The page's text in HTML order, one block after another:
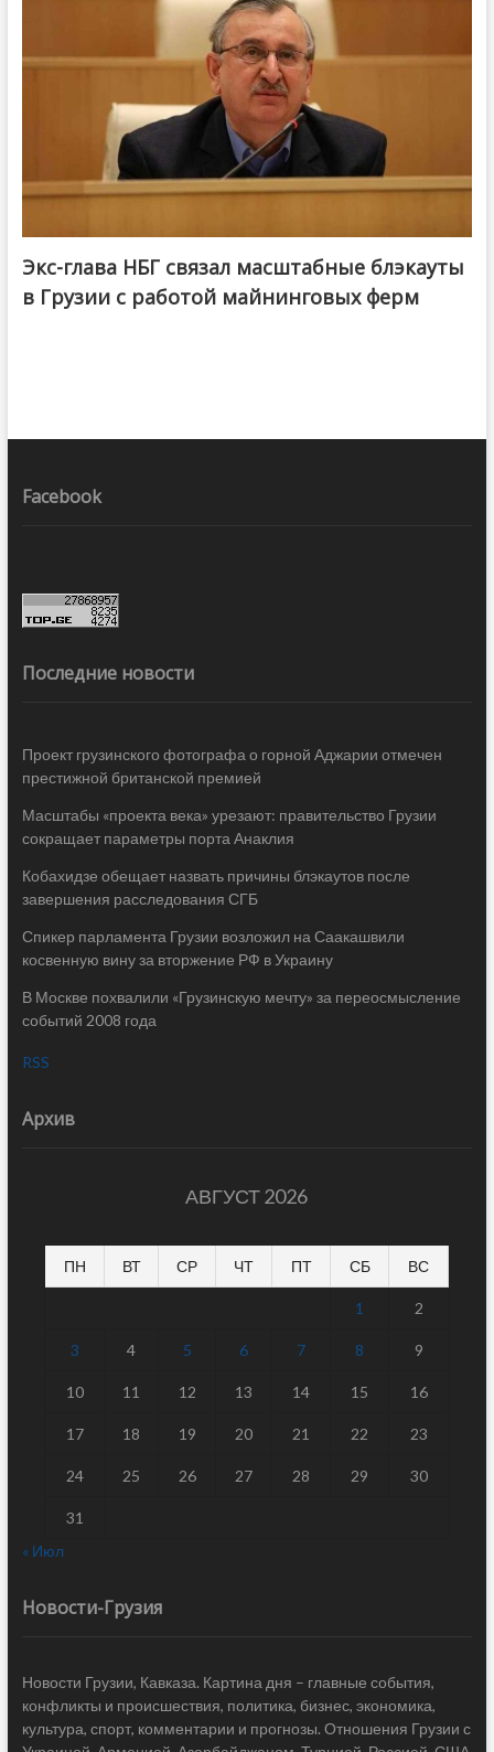
Экс-глава НБГ связал масштабные блэкауты
в Грузии с работой майнинговых ферм
Facebook
Последние новости
Проект грузинского фотографа о горной Аджарии отмечен
престижной британской премией
Масштабы «проекта века» урезают: правительство Грузии
сокращает параметры порта Анаклия
Кобахидзе обещает назвать причины блэкаутов после
завершения расследования СГБ
Спикер парламента Грузии возложил на Саакашвили
косвенную вину за вторжение РФ в Украину
В Москве похвалили «Грузинскую мечту» за переосмысление
событий 2008 года
RSS
Архив
АВГУСТ 2026
ПН ВТ СР ЧТ ПТ СБ ВС
1 2
3 4 5 6 7 8 9
10 11 12 13 14 15 16
17 18 19 20 21 22 23
24 25 26 27 28 29 30
31
« Июл
Новости-Грузия
Новости Грузии, Кавказа. Картина дня – главные события,
конфликты и происшествия, политика, бизнес, экономика,
культура, спорт, комментарии и прогнозы. Отношения Грузии с